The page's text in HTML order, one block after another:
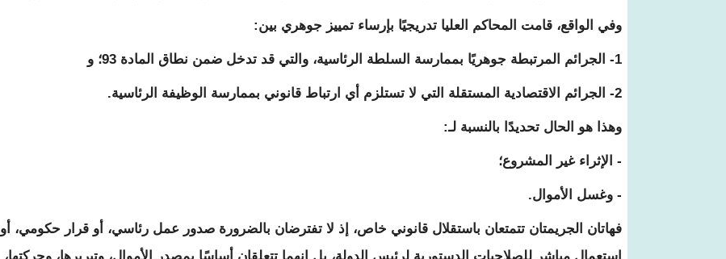
وفي الواقع، قامت المحاكم العليا تدريجيًا بإرساء تمييز جوهري بين:
1- الجرائم المرتبطة جوهريًا بممارسة السلطة الرئاسية، والتي قد تدخل ضمن نطاق المادة 93؛ و
2- الجرائم الاقتصادية المستقلة التي لا تستلزم أي ارتباط قانوني بممارسة الوظيفة الرئاسية.
وهذا هو الحال تحديدًا بالنسبة لـ:
- الإثراء غير المشروع؛
- وغسل الأموال.
فهاتان الجريمتان تتمتعان باستقلال قانوني خاص، إذ لا تفترضان بالضرورة صدور عمل رئاسي، أو قرار حكومي، أو